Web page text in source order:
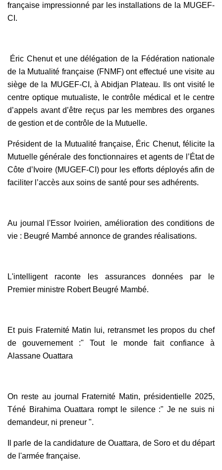
française impressionné par les installations de la MUGEF-
CI.
Éric Chenut et une délégation de la Fédération nationale
de la Mutualité française (FNMF) ont effectué une visite au
siège de la MUGEF-CI, à Abidjan Plateau. Ils ont visité le
centre optique mutualiste, le contrôle médical et le centre
d’appels avant d’être reçus par les membres des organes
de gestion et de contrôle de la Mutuelle.
Président de la Mutualité française, Éric Chenut, félicite la
Mutuelle générale des fonctionnaires et agents de l’État de
Côte d’Ivoire (MUGEF-CI) pour les efforts déployés afin de
faciliter l’accès aux soins de santé pour ses adhérents.
Au journal l'Essor Ivoirien, amélioration des conditions de
vie : Beugré Mambé annonce de grandes réalisations.
L'intelligent raconte les assurances données par le
Premier ministre Robert Beugré Mambé.
Et puis Fraternité Matin lui, retransmet les propos du chef
de gouvernement :" Tout le monde fait confiance à
Alassane Ouattara
On reste au journal Fraternité Matin, présidentielle 2025,
Téné Birahima Ouattara rompt le silence :" Je ne suis ni
demandeur, ni preneur ".
Il parle de la candidature de Ouattara, de Soro et du départ
de l'armée française.